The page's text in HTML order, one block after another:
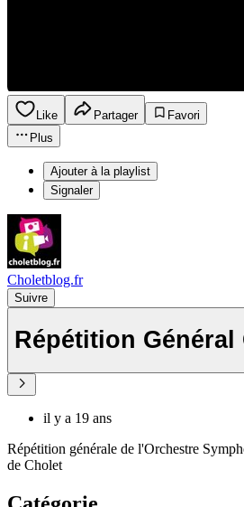
Like Partager
Favori
Plus
Ajouter à la playlist
Signaler
Choletblog.fr
Suivre
Répétition Général
il y a 19 ans
Répétition générale de l'Orchestre
de Cholet